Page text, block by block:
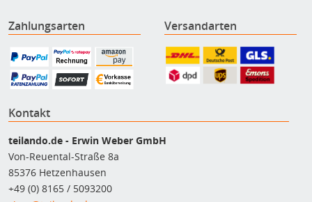
Zahlungsarten Versandarten
Kontakt
teilando.de - Erwin Weber GmbH
Von-Reuental-Straße 8a
85376 Hetzenhausen
+49 (0) 8165 / 5093200